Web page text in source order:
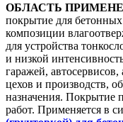
ОБЛАСТЬ
покрытие для
композиции
для устройства
и низкой
гаражей,
цехов и производств,
назначения. Покрытие
работ. Применяется в